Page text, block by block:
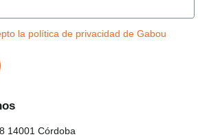
la política de privacidad de Gabou
14001 Córdoba